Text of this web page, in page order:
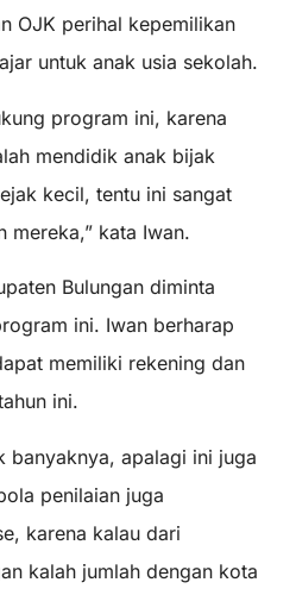
OJK perihal kepemilikan
untuk anak usia sekolah.
program ini, karena
mendidik anak bijak
kecil, tentu ini sangat
mereka,” kata Iwan.
Bulungan diminta
ini. Iwan berharap
memiliki rekening dan
ini.
banyaknya, apalagi ini juga
penilaian juga
karena kalau dari
kalah jumlah dengan kota